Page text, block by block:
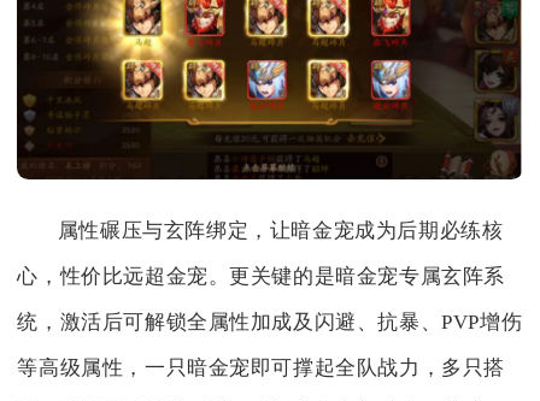
属性碾压与玄阵绑定，让暗金宠成为后期必练核
心，性价比远超金宠。更关键的是暗金宠专属玄阵系
统，激活后可解锁全属性加成及闪避、抗暴、PVP增伤
等高级属性，一只暗金宠即可撑起全队战力，多只搭